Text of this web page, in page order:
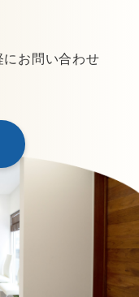
お問い合わせ